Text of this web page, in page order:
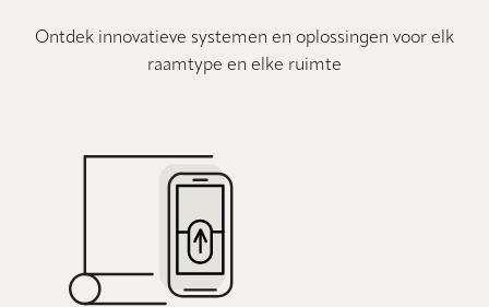
Ontdek innovatieve systemen en oplossingen voor elk
raamtype en elke ruimte